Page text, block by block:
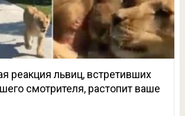
реакция львиц, встретивших
смотрителя, растопит ваше